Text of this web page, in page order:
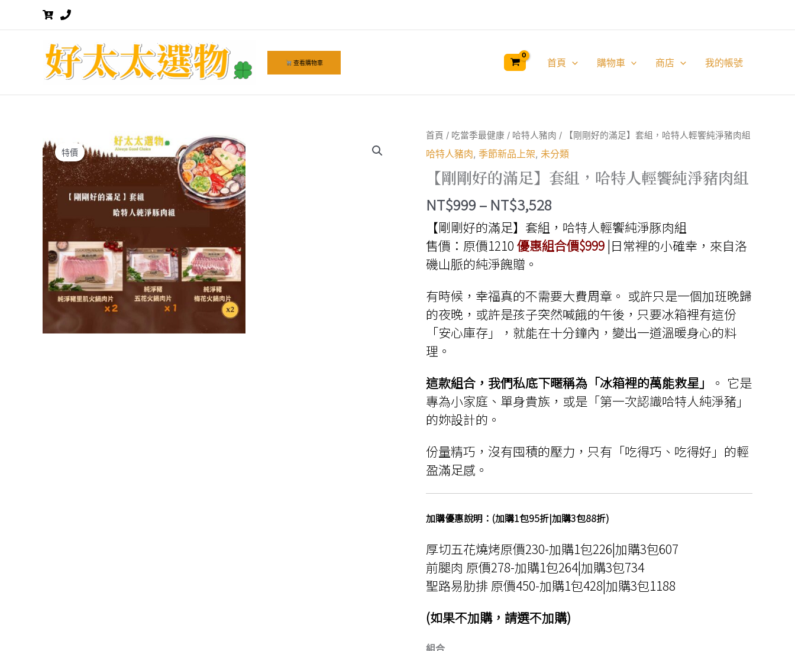
要
查看購物車 首頁 購物車 商店 我的帳號
特價
首頁 / 吃當季最健康 / 哈特人豬肉 / 【剛剛好的滿足】套組，哈特人輕饗純淨豬肉組
哈特人豬肉, 季節新品上架, 未分類
【剛剛好的滿足】套組，哈特人輕饗純淨豬肉組
NT$999 – NT$3,528
格
範
NT$999
到
NT$3,528
【剛剛好的滿足】套組，哈特人輕饗純淨豚肉組
售價：原價1210 優惠組合價$999 |日常裡的小確幸，來自洛
磯山脈的純淨餽贈。
有時候，幸福真的不需要大費周章。 或許只是一個加班晚歸
的夜晚，或許是孩子突然喊餓的午後，只要冰箱裡有這份
「安心庫存」，就能在十分鐘內，變出一道溫暖身心的料
理。
這款組合，我們私底下暱稱為「冰箱裡的萬能救星」
。 它是
專為小家庭、單身貴族，或是「第一次認識哈特人純淨豬」
的妳設計的。
份量精巧，沒有囤積的壓力，只有「吃得巧、吃得好」的輕
盈滿足感。
加購優惠說明：(加購1包95折|加購3包88折)
厚切五花燒烤原價230-加購1包226|加購3包607
前腿肉 原價278-加購1包264|加購3包734
聖路易肋排 原價450-加購1包428|加購3包1188
(如果不加購，請選不加購)